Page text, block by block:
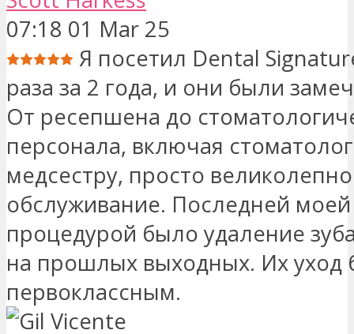
07:18 01 Mar 25
Я посетил Dental
раза за 2 года, и они были
От ресепшена до
персонала, включая
медсестру, просто
обслуживание. Последней моей
процедурой было удаление
на прошлых выходных. Их уход
первоклассным.